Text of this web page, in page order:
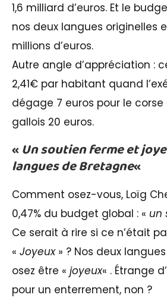
1,6 milliard d’euros. Et le
nos deux langues originelles
millions d’euros.
Autre angle d’appréciation :
2,41€ par habitant quand
dégage 7 euros pour le
gallois 20 euros.
«Un soutien ferme et
langues de Bretagne«
Comment osez-vous, Loïg
0,47% du budget global : « un
Ce serait à rire si ce n’était
« Joyeux» ? Nos deux
osez être « joyeux« . Étrange
pour un enterrement, non ?